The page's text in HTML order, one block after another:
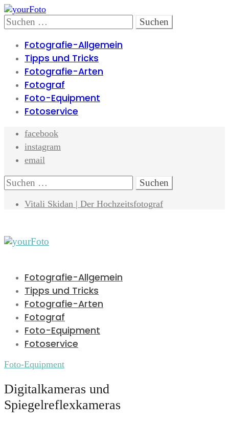
Skip
to
navigation
Skip
to
content
Search
Suchen
nach:
Fotografie-Allgemein
Tipps und Tricks
Fotografie-Arten
Fotograf
Foto-Equipment
Fotoservice
facebook
instagram
email
Search
Suchen
nach:
Vitali Skidan | Der Hochzeitsfotograf
Fotografie-Allgemein
Tipps und Tricks
Fotografie-Arten
Fotograf
Foto-Equipment
Fotoservice
Foto-Equipment
Digitalkameras und
Spiegelreflexkameras